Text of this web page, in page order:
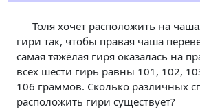
Толя хочет расположить на
гири так, чтобы правая чаша
самая тяжёлая гиря оказалась на
всех шести гирь равны 101, 102,
106 граммов. Сколько различных
расположить гири существует?